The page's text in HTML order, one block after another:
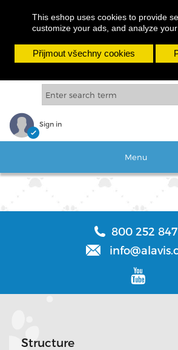
This eshop uses cookies to provide
customize your ads, and analyze your
Přijmout všechny cookies
Sign in
Menu
800 252 847
Structure